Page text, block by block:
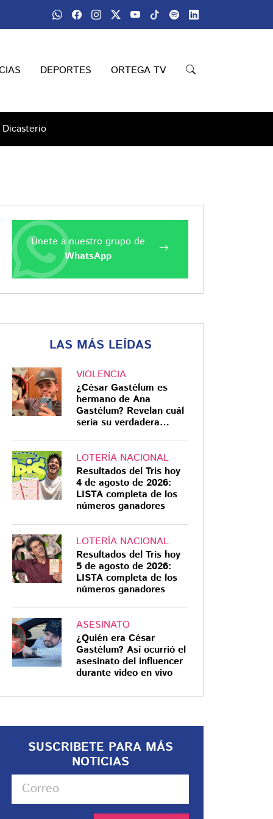
DEPORTES ORTEGA TV
Únete a nuestro grupo de
WhatsApp
LAS MÁS LEÍDAS
VIOLENCIA
¿César Gastélum es
hermano de Ana
Gastélum? Revelan cuál
sería su verdadera
LOTERÍA NACIONAL
Resultados del Tris hoy
4 de agosto de 2026:
LISTA completa de los
números ganadores
LOTERÍA NACIONAL
Resultados del Tris hoy
5 de agosto de 2026:
LISTA completa de los
números ganadores
ASESINATO
¿Quién era César
Gastélum? Así ocurrió el
asesinato del influencer
durante video en vivo
SUSCRIBETE PARA MÁS
NOTICIAS